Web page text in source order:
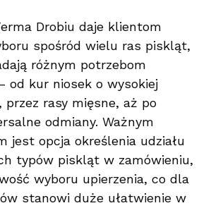
Drobiu daje klientom
spośród wielu ras piskląt,
różnym potrzebom
od kur niosek o wysokiej
przez rasy mięsne, aż po
odmiany. Ważnym
jest opcja określenia udziału
typów piskląt w zamówieniu,
wyboru upierzenia, co dla
stanowi duże ułatwienie w